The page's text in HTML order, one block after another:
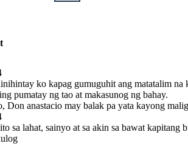
ko kapag gumuguhit ang matatalim na
pumatay ng tao at makasunog ng bahay.
Don anastacio may balak pa yata kayong
sa lahat, sainyo at sa akin sa bawat kapitang